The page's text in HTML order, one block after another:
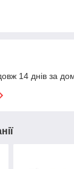
14 днів за